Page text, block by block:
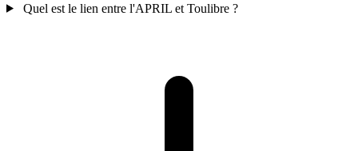
Quel est le lien entre l'APRIL et Toulibre ?